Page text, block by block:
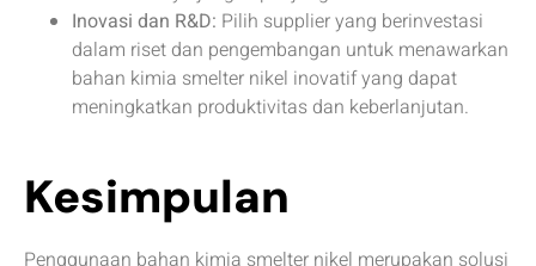
Inovasi dan R&D: Pilih supplier yang berinvestasi
dalam riset dan pengembangan untuk menawarkan
bahan kimia smelter nikel inovatif yang dapat
meningkatkan produktivitas dan keberlanjutan.
Kesimpulan
Penggunaan bahan kimia smelter nikel merupakan solusi